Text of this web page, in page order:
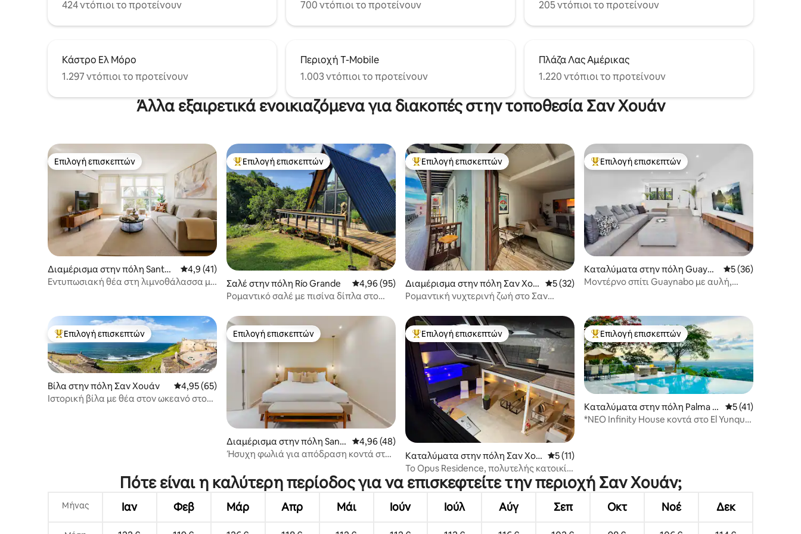
424 ντόπιοι το προτείνουν
700 ντόπιοι το προτείνουν
205 ντόπιοι το προτείνουν
Κάστρο Ελ Μόρο
1.297 ντόπιοι το προτείνουν
Περιοχή T-Mobile
1.003 ντόπιοι το προτείνουν
Πλάζα Λας Αμέρικας
1.220 ντόπιοι το προτείνουν
Άλλα εξαιρετικά ενοικιαζόμενα για διακοπές στην τοποθεσία Σαν Χουάν
Επιλογή επισκεπτών
Επιλογή επισκεπτών
Διαμέρισμα στην πόλη Santur
ce
Μέση βαθμολογία: 4,9 στα 5, 41 κριτικές
4,9 (41)
Εντυπωσιακή θέα στη λιμνοθάλασσα με
Κορυφαία επιλογή επισκεπτών
Επιλογή επισκεπτών
Σαλέ στην πόλη Río Grande Μέση βαθμολογία: 4,96 στα 5, 95 κριτικές
4,96 (95)
Ρομαντικό σαλέ με πισίνα δίπλα στο
Κορυφαία επιλογή επισκεπτών
Επιλογή επισκεπτών
Διαμέρισμα στην πόλη Σαν Χου
άν
Μέση βαθμολογία: 5 στα 5, 32 κριτικές
5 (32)
Ρομαντική νυχτερινή ζωή στο Σαν
υπέρδιπλο κρεβάτι
Κορυφαία επιλογή επισκεπτών
Επιλογή επισκεπτών
Καταλύματα στην πόλη Guayna
bo
Μέση βαθμολογία:
5 (36)
Μοντέρνο σπίτι Guaynabo με αυλή,
Κορυφαία επιλογή επισκεπτών
Επιλογή επισκεπτών
Βίλα στην πόλη Σαν Χουάν Μέση βαθμολογία: 4,95 στα 5, 65 κριτικές
4,95 (65)
Ιστορική βίλα με θέα στον ωκεανό στο
Επιλογή επισκεπτών
Επιλογή επισκεπτών
Διαμέρισμα στην πόλη Sant
urce
Μέση βαθμολογία: 4,96 στα 5, 48 κριτικές
4,96 (48)
Ήσυχη φωλιά για απόδραση κοντά στην
στάθμευσης
Κορυφαία επιλογή επισκεπτών
Επιλογή επισκεπτών
Καταλύματα στην πόλη Σαν Χου
άν
Μέση βαθμολογία: 5 στα 5, 11 κριτικές
5 (11)
Το Opus Residence, πολυτελής κατοικία
στο Σαν Χουάν
Κορυφαία επιλογή επισκεπτών
Επιλογή επισκεπτών
Καταλύματα στην πόλη Palma S
ola
Μέση βαθμολογία:
5 (41)
*ΝΈΟ Infinity House κοντά στο El Yunque
Πότε είναι η καλύτερη περίοδος για να επισκεφτείτε την περιοχή Σαν Χουάν;
Μήνας Ιαν Φεβ Μάρ Απρ Μάι Ιούν Ιούλ Αύγ Σεπ Οκτ Νοέ Δεκ